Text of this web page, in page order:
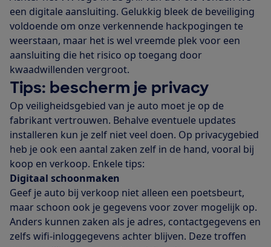
een digitale aansluiting. Gelukkig bleek de beveiliging
voldoende om onze verkennende hackpogingen te
weerstaan, maar het is wel vreemde plek voor een
aansluiting die het risico op toegang door
kwaadwillenden vergroot.
Tips: bescherm je privacy
Op veiligheidsgebied van je auto moet je op de
fabrikant vertrouwen. Behalve eventuele updates
installeren kun je zelf niet veel doen. Op privacygebied
heb je ook een aantal zaken zelf in de hand, vooral bij
koop en verkoop. Enkele tips:
Digitaal schoonmaken
Geef je auto bij verkoop niet alleen een poetsbeurt,
maar schoon ook je gegevens voor zover mogelijk op.
Anders kunnen zaken als je adres, contactgegevens en
zelfs wifi-inloggegevens achter blijven. Deze troffen